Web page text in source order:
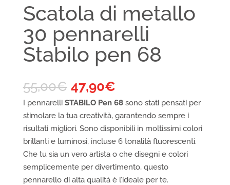
Scatola di metallo
30 pennarelli
Stabilo pen 68
55,00€ 47,90€
I pennarelli STABILO Pen 68sono stati pensati per
stimolare la tua creatività, garantendo sempre i
risultati migliori. Sono disponibili in moltissimi colori
brillanti e luminosi, incluse 6 tonalità fluorescenti.
Che tu sia un vero artista o che disegni e colori
semplicemente per divertimento, questo
pennarello di alta qualità è l’ideale per te.